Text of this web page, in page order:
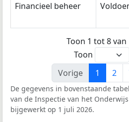
Financieel beheer
Toon 1 tot 8 van
Toon
Vorige
1 2
De gegevens in bovenstaande
van de Inspectie van het
bijgewerkt op 1 juli 2026.